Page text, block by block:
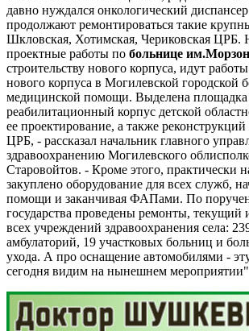
давно нуждался онкологический
продолжают ремонтироваться такие
Шкловская, Хотимская, Чериковская ЦРБ.
проектные работы по больнице
строительству нового корпуса, идут
нового корпуса в Могилевской городской
медицинской помощи. Выделена
реабилитационный корпус детской
ее проектирование, а также
ЦРБ, - рассказал начальник главного
здравоохранению Могилевского
Старовойтов. - Кроме этого, практически
закуплено оборудование для всех служб,
помощи и заканчивая ФАПами. По
государства проведены ремонты, текущий
всех учреждений здравоохранения села:
амбулаторий, 19 участковых больниц и
ухода. А про оснащение автомобилями -
сегодня видим на нынешнем мероприятии"